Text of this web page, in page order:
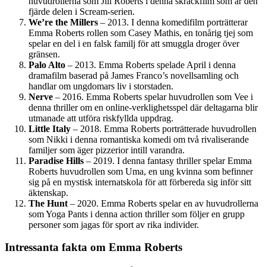
fjärde delen i Scream-serien.
We’re the Millers – 2013. I denna komedifilm porträtterar
Emma Roberts rollen som Casey Mathis, en tonårig tjej som
spelar en del i en falsk familj för att smuggla droger över
gränsen.
Palo Alto – 2013. Emma Roberts spelade April i denna
dramafilm baserad på James Franco’s novellsamling och
handlar om ungdomars liv i storstaden.
Nerve – 2016. Emma Roberts spelar huvudrollen som Vee i
denna thriller om en online-verklighetsspel där deltagarna blir
utmanade att utföra riskfyllda uppdrag.
Little Italy – 2018. Emma Roberts porträtterade huvudrollen
som Nikki i denna romantiska komedi om två rivaliserande
familjer som äger pizzerior intill varandra.
Paradise Hills – 2019. I denna fantasy thriller spelar Emma
Roberts huvudrollen som Uma, en ung kvinna som befinner
sig på en mystisk internatskola för att förbereda sig inför sitt
äktenskap.
The Hunt – 2020. Emma Roberts spelar en av huvudrollerna
som Yoga Pants i denna action thriller som följer en grupp
personer som jagas för sport av rika individer.
Intressanta fakta om Emma Roberts